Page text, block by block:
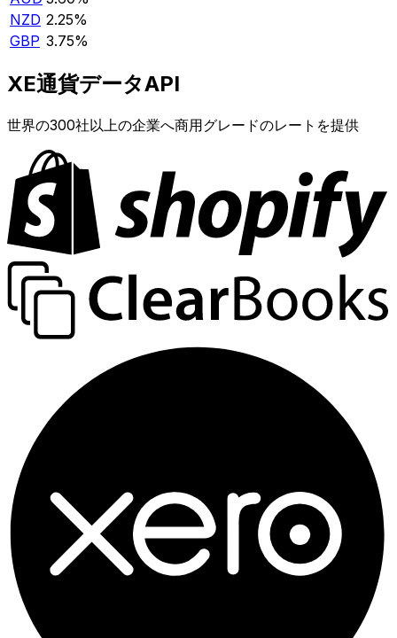
NZD 2.25%
GBP 3.75%
XE通貨データAPI
世界の300社以上の企業へ商用グレードのレートを提供